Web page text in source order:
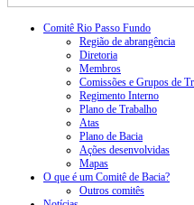
Comitê Rio Passo Fundo
Região de abrangência
Diretoria
Membros
Comissões e Grupos de
Regimento Interno
Plano de Trabalho
Atas
Plano de Bacia
Ações desenvolvidas
Mapas
O que é um Comitê de Bacia?
Outros comitês